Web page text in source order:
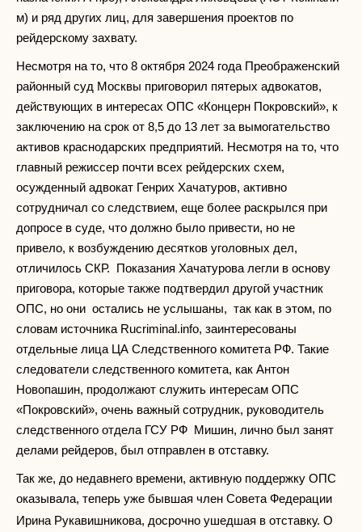
м) и ряд других лиц, для завершения проектов по
рейдерскому захвату.
Несмотря на то, что 8 октября 2024 года Преображенский
районный суд Москвы приговорил пятерых адвокатов,
действующих в интересах ОПС «Концерн Покровский», к
заключению на срок от 8,5 до 13 лет за вымогательство
активов краснодарских предприятий. Несмотря на то, что
главный режиссер почти всех рейдерских схем,
осужденный адвокат Генрих Хачатуров, активно
сотрудничал со следствием, еще более раскрылся при
допросе в суде, что должно было привести, но не
привело, к возбуждению десятков уголовных дел,
отличилось СКР. Показания Хачатурова легли в основу
приговора, которые также подтвердил другой участник
ОПС, но они остались не услышаны, так как в этом, по
словам источника Rucriminal.info, заинтересованы
отдельные лица ЦА Следственного комитета РФ. Такие
следователи следственного комитета, как Антон
Новопашин, продолжают служить интересам ОПС
«Покровский», очень важный сотрудник, руководитель
следственного отдела ГСУ РФ Мишин, лично был занят
делами рейдеров, был отправлен в отставку.
Так же, до недавнего времени, активную поддержку ОПС
оказывала, теперь уже бывшая член Совета Федерации
Ирина Рукавишникова, досрочно ушедшая в отставку. О